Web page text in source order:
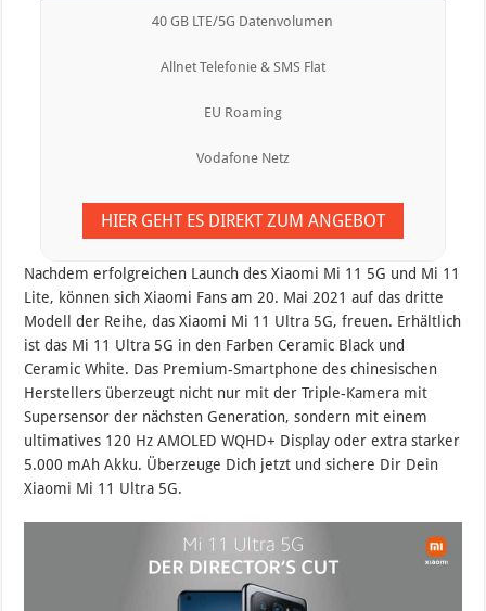
40 GB LTE/5G Datenvolumen
Allnet Telefonie & SMS Flat
EU Roaming
Vodafone Netz
HIER GEHT ES DIREKT ZUM ANGEBOT
Nachdem erfolgreichen Launch des Xiaomi Mi 11 5G und Mi 11
Lite, können sich Xiaomi Fans am 20. Mai 2021 auf das dritte
Modell der Reihe, das Xiaomi Mi 11 Ultra 5G, freuen. Erhältlich
ist das Mi 11 Ultra 5G in den Farben Ceramic Black und
Ceramic White. Das Premium-Smartphone des chinesischen
Herstellers überzeugt nicht nur mit der Triple-Kamera mit
Supersensor der nächsten Generation, sondern mit einem
ultimatives 120 Hz AMOLED WQHD+ Display oder extra starker
5.000 mAh Akku. Überzeuge Dich jetzt und sichere Dir Dein
Xiaomi Mi 11 Ultra 5G.